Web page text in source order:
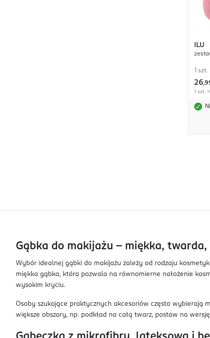
ILU
1 szt.
26,
1 szt.
Gąbka do makijażu – miękka,
Wybór idealnej gąbki do makijażu zależy od rodzaju
miękka gąbka, która pozwala na równomierne nałożenie
wysokim kryciu.
Osoby szukające praktycznych akcesoriów często wybierają
większe obszary, np. podkład na całą twarz, postaw na